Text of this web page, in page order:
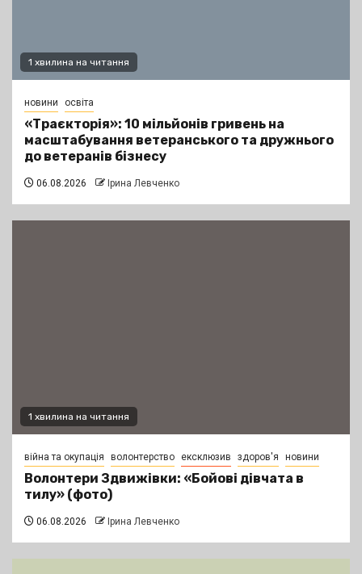
1 хвилина на читання
новини освіта
«Траєкторія»: 10 мільйонів гривень на
масштабування ветеранського та дружнього
до ветеранів бізнесу
06.08.2026 Ірина Левченко
1 хвилина на читання
війна та окупація волонтерство ексклюзив здоров'я новини
Волонтери Здвижівки: «Бойові дівчата в
тилу» (фото)
06.08.2026 Ірина Левченко